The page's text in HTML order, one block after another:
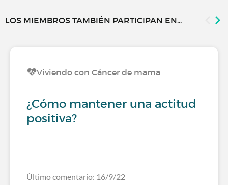
LOS MIEMBROS TAMBIÉN PARTICIPAN EN...
Viviendo con Cáncer de mama
¿Cómo mantener una actitud
positiva?
Último comentario: 16/9/22